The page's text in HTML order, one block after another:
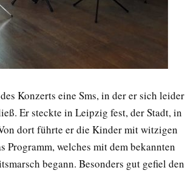
Konzerts eine Sms, in der er sich leider
Er steckte in Leipzig fest, der Stadt, in
dort führte er die Kinder mit witzigen
welches mit dem bekannten
begann. Besonders gut gefiel den